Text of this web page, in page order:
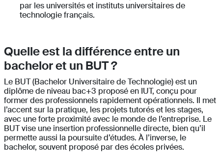
par les universités et instituts universitaires de
technologie français.
Quelle est la différence entre un
bachelor et un BUT ?
Le BUT (Bachelor Universitaire de Technologie) est un
diplôme de niveau bac+3 proposé en IUT, conçu pour
former des professionnels rapidement opérationnels. Il met
l’accent sur la pratique, les projets tutorés et les stages,
avec une forte proximité avec le monde de l’entreprise. Le
BUT vise une insertion professionnelle directe, bien qu’il
permette aussi la poursuite d’études. À l’inverse, le
bachelor, souvent proposé par des écoles privées.